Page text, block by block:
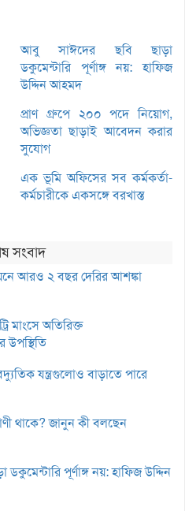
আবু সাঈদের ছবি ছাড়া
ডকুমেন্টারি পূর্ণাঙ্গ নয়: হাফিজ
উদ্দিন আহমদ
প্রাণ গ্রুপে ২০০ পদে নিয়োগ,
অভিজ্ঞতা ছাড়াই আবেদন করার
সুযোগ
এক ভূমি অফিসের সব কর্মকর্তা-
কর্মচারীকে একসঙ্গে বরখাস্ত
সংবাদ
আরও ২ বছর দেরির আশঙ্কা
মাংসে অতিরিক্ত
উপস্থিতি
যন্ত্রগুলোও বাড়াতে পারে
থাকে? জানুন কী বলছেন
পূর্ণাঙ্গ নয়: হাফিজ উদ্দিন